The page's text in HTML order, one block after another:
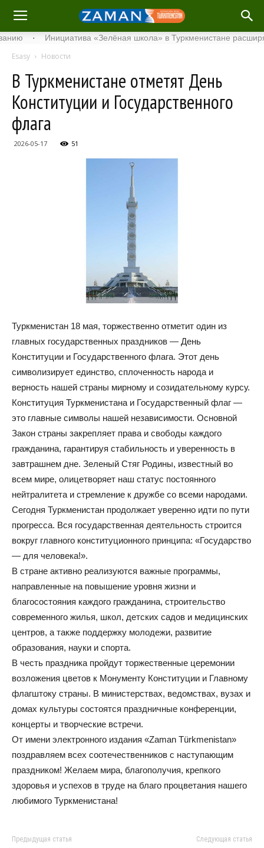
· Инициатива «Зелёная школа» в Туркменистане расширяет
Esasy Новости
В Туркменистане отметят День
Конституции и Государственного
флага
2026-05-17 51
Туркменистан 18 мая, торжественно отметит один из
главных государственных праздников — День
Конституции и Государственного флага. Этот день
символизирует единство, сплоченность народа и
верность нашей страны мирному и созидательному курсу.
Конституция Туркменистана и Государственный флаг —
это главные символы нашей независимости. Основной
Закон страны закрепляет права и свободы каждого
гражданина, гарантируя стабильность и уверенность в
завтрашнем дне. Зеленый Стяг Родины, известный во
всем мире, олицетворяет наш статус постоянного
нейтралитета и стремление к дружбе со всеми народами.
Сегодня Туркменистан продолжает уверенно идти по пути
прогресса. Вся государственная деятельность строится
вокруг главного конституционного принципа: «Государство
— для человека!».
В стране активно реализуются важные программы,
направленные на повышение уровня жизни и
благосостояния каждого гражданина, строительство
современного жилья, школ, детских садов и медицинских
центров, а также поддержку молодежи, развитие
образования, науки и спорта.
В честь праздника пройдут торжественные церемонии
возложения цветов к Монументу Конституции и Главному
флагштоку страны. В министерствах, ведомствах, вузах и
домах культуры состоятся праздничные конференции,
концерты и творческие встречи.
От имени электронного издания «Zaman Türkmenistan»
поздравляем всех соотечественников с наступающим
праздником! Желаем мира, благополучия, крепкого
здоровья и успехов в труде на благо процветания нашего
любимого Туркменистана!
Предыдущая статья Следующая статья